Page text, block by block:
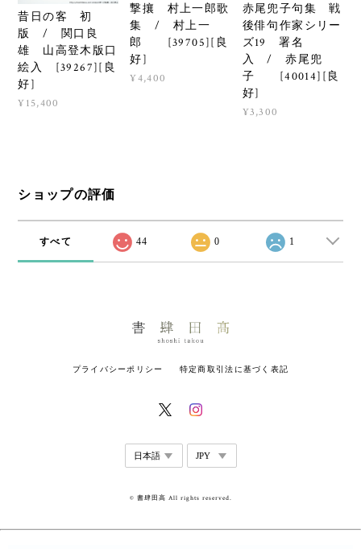
昔日の客 初
版 / 関口良
雄 山高登木版口
絵入 [39267][良
好]
¥15,400
撃攘 村上一郎歌
集 / 村上一
郎 [39705][良
好]
¥4,400
赤尾兜子句集 戦
後俳句作家シリー
ズ19 署名
入 / 赤尾兜
子 [40014][良
好]
¥3,300
ショップの評価
すべて 44 0 1
プライバシーポリシー 特定商取引法に基づく表記
© 書肆田高 All rights reserved.